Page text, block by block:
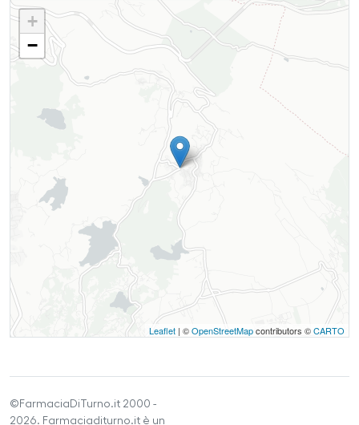
+
−
Leaflet | ©OpenStreetMapcontributors ©CARTO
©FarmaciaDiTurno.it 2000 -
2026. Farmaciaditurno.it è un